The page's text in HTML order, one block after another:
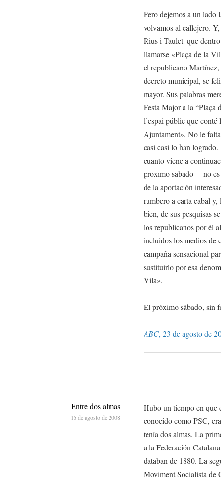
Pero dejemos a un lado
volvamos al callejero.
Rius i Taulet, que
llamarse «Plaça de la
el republicano Martínez,
decreto municipal, se
mayor. Sus palabras
Festa Major a la “Plaça
l’espai públic que
Ajuntament». No le
casi casi lo han logrado.
cuanto viene a
próximo sábado— no es
de la aportación
rumbero a carta cabal
bien, de sus pesquisas
los republicanos por él
incluidos los medios de
campaña sensacional
sustituirlo por esa
Vila».
El próximo sábado, sin
ABC, 23 de agosto de
Hubo un tiempo en que
conocido como PSC,
tenía dos almas. La
a la Federación
databan de 1880. La
Moviment Socialista de
Entre dos almas
16 de agosto de 2008